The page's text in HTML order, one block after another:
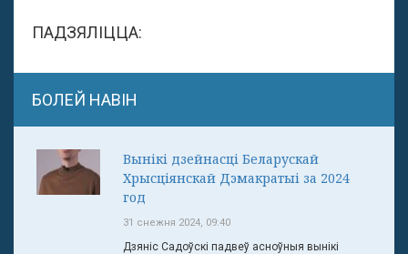
ПАДЗЯЛІЦЦА:
БОЛЕЙ НАВІН
Вынікі дзейнасці Беларускай
Хрысціянскай Дэмакратыі за 2024
год
31 снежня 2024, 09:40
Дзяніс Садоўскі падвеў асноўныя вынікі